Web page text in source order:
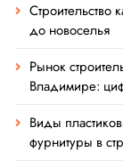
Строительство
до новоселья
Рынок
Владимире:
Виды
фурнитуры в